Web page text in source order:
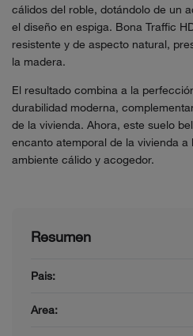
cálidos del roble, dotándolo de un
el diseño en espiga. Bona Traffic
resistente y de aspecto natural,
la madera.
El resultado combina a la
durabilidad moderna,
de la vivienda. Ahora, este suelo
encanto atemporal de la vivienda a
ambiente cálido y acogedor.
Resumen
Pais:
Area: